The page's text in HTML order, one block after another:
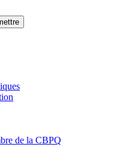
de la CBPQ